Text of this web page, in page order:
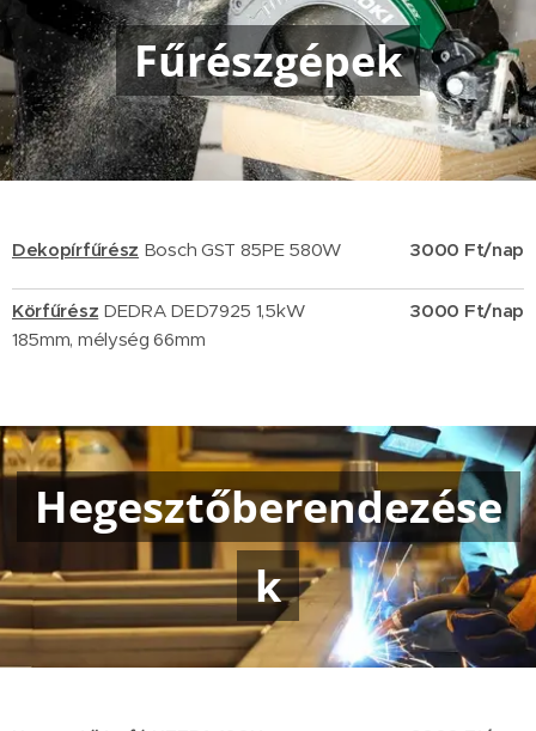
Fűrészgépek
Dekopírfűrész Bosch GST 85PE 580W 3000 Ft/nap
Körfűrész DEDRA DED7925 1,5kW
185mm, mélység 66mm
3000 Ft/nap
Hegesztőberendezése
k